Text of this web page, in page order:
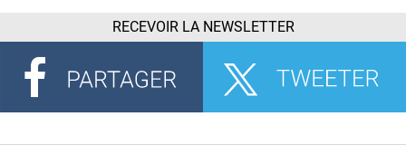
RECEVOIR LA NEWSLETTER